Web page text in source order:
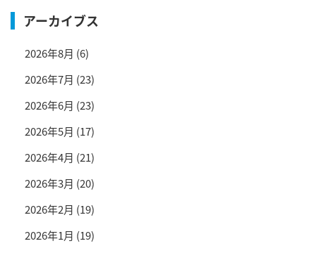
アーカイブス
2026年8月 (6)
2026年7月 (23)
2026年6月 (23)
2026年5月 (17)
2026年4月 (21)
2026年3月 (20)
2026年2月 (19)
2026年1月 (19)